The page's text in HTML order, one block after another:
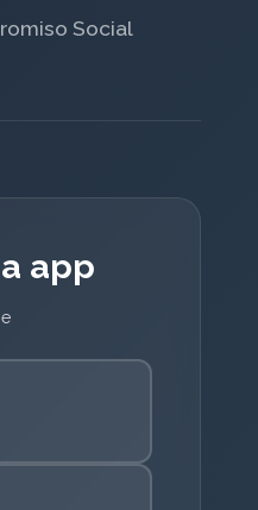
Social
app